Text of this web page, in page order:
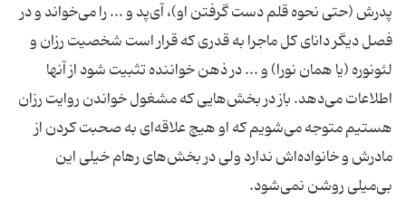
پدرش (حتی نحوه قلم دست گرفتن او)، آی‌پد و ... را می‌خواند و در
فصل دیگر دانای کل ماجرا به قدری که قرار است شخصیت رزان و
لئونوره (یا همان نورا) و ... در ذهن خواننده تثبیت شود از آنها
اطلاعات می‌دهد. باز در بخش‌هایی که مشغول خواندن روایت رزان
هستیم متوجه می‌شویم که او هیچ علاقه‌ای به صحبت کردن از
مادرش و خانواده‌اش ندارد ولی در بخش‌های رهام خیلی این
بی‌میلی روشن نمی‌شود.